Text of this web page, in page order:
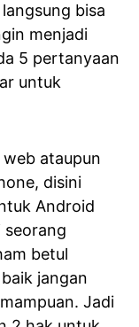
bisa
menjadi
5 pertanyaan
untuk
ataupun
disini
Android
seorang
betul
jangan
Jadi